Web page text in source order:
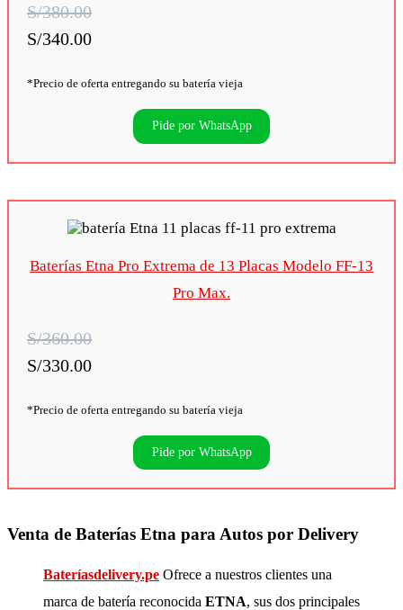
S/380.00
S/340.00
*Precio de oferta entregando su batería vieja
Pide por WhatsApp
Baterías Etna Pro Extrema de 13 Placas Modelo FF-13
Pro Max.
S/360.00
S/330.00
*Precio de oferta entregando su batería vieja
Pide por WhatsApp
Venta de Baterías Etna para Autos por Delivery
Bateríasdelivery.pe Ofrece a nuestros clientes una
marca de batería reconocida ETNA, sus dos principales